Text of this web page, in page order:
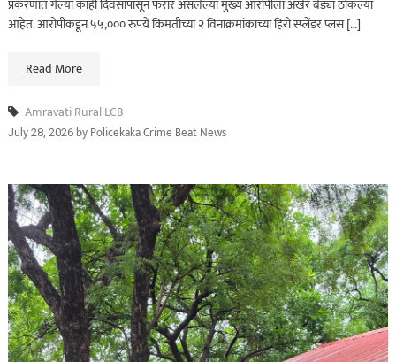
प्रकरणात गेल्या काही दिवसांपासून फरार असलेल्या मुख्य आरोपीला अखेर बेड्या ठोकल्या
आहेत. आरोपीकडून ५५,००० रुपये किमतीच्या २ विनाक्रमांकाच्या हिरो स्प्लेंडर प्लस […]
Read More
Amravati Rural LCB
July 28, 2026byPolicekaka Crime Beat News